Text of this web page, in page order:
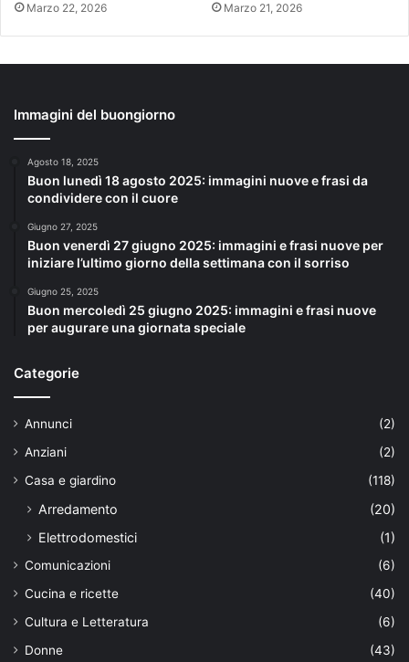
Marzo 22, 2026 Marzo 21, 2026
Immagini del buongiorno
Agosto 18, 2025
Buon lunedì 18 agosto 2025: immagini nuove e frasi da
condividere con il cuore
Giugno 27, 2025
Buon venerdì 27 giugno 2025: immagini e frasi nuove per
iniziare l’ultimo giorno della settimana con il sorriso
Giugno 25, 2025
Buon mercoledì 25 giugno 2025: immagini e frasi nuove
per augurare una giornata speciale
Categorie
Annunci
(2)
Anziani
(2)
Casa e giardino
(118)
Arredamento
(20)
Elettrodomestici
(1)
Comunicazioni
(6)
Cucina e ricette
(40)
Cultura e Letteratura
(6)
Donne
(43)